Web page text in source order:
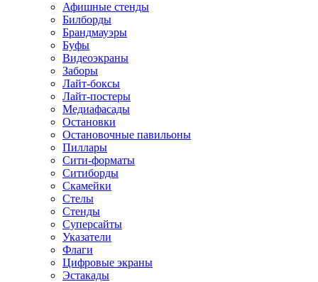
Афишные стенды
Билборды
Брандмауэры
Буфы
Видеоэкраны
Заборы
Лайт-боксы
Лайт-постеры
Медиафасады
Остановки
Остановочные павильоны
Пиллары
Сити-форматы
Ситиборды
Скамейки
Стелы
Стенды
Суперсайты
Указатели
Флаги
Цифровые экраны
Эстакады